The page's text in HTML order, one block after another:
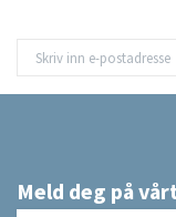
Meld deg på